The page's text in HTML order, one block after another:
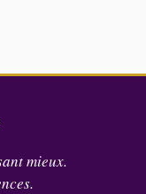
mieux.